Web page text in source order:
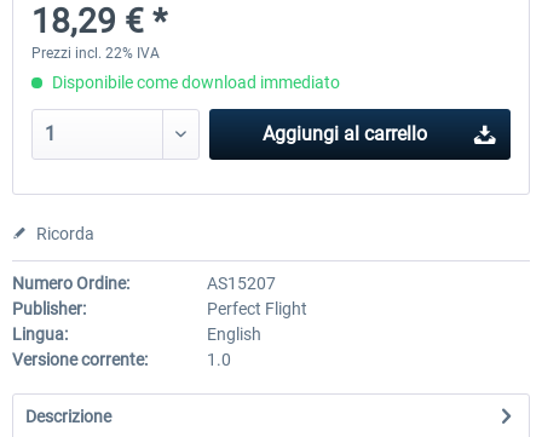
34,16 € *
18,29 € *
Prezzi incl. 22% IVA
Disponibile come download immediato
Aggiungi al carrello
Ricorda
Numero Ordine:
AS15207
Publisher:
Perfect Flight
Lingua:
English
Versione corrente:
1.0
Descrizione